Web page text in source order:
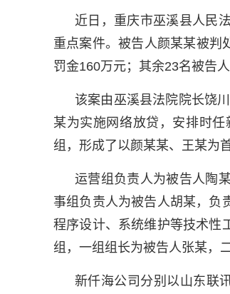
近日，重庆市巫溪县人民
重点案件。被告人颜某某被判
罚金160万元；其余23名被告
该案由巫溪县法院院长饶
某为实施网络放贷，安排时
组，形成了以颜某某、王某为
运营组负责人为被告人陶
事组负责人为被告人胡某，负
程序设计、系统维护等技术性
组，一组组长为被告人张某，
新仟海公司分别以山东联